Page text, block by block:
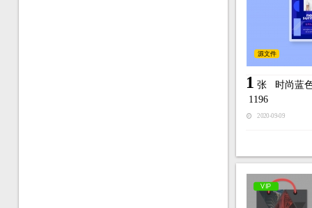
源文件
1 张 时尚蓝
1196
2020-09-09
VIP